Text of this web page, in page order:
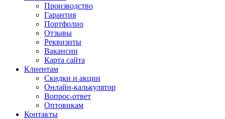
Производство
Гарантия
Портфолио
Отзывы
Реквизиты
Вакансии
Карта сайта
Клиентам
Скидки и акции
Онлайн-калькулятор
Вопрос-ответ
Оптовикам
Контакты